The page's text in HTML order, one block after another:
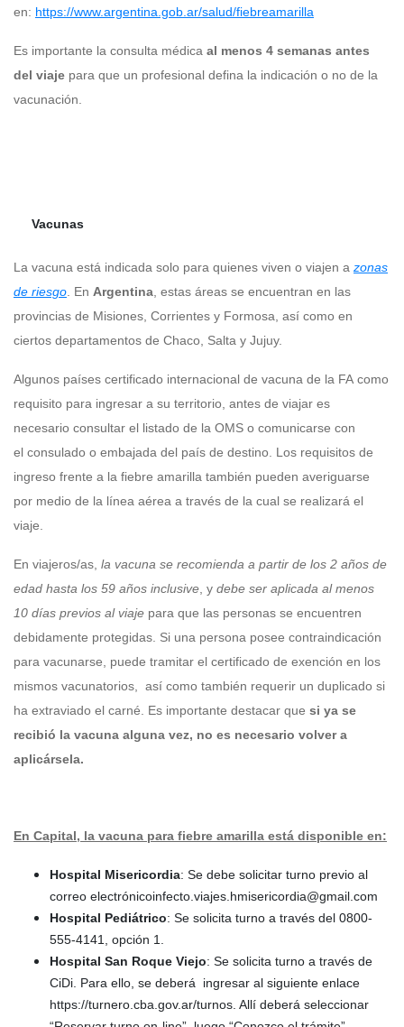
en: https://www.argentina.gob.ar/salud/fiebreamarilla
Es importante la consulta médica al menos 4 semanas antes
del viaje para que un profesional defina la indicación o no de la
vacunación.
Vacunas
La vacuna está indicada solo para quienes viven o viajen a zonas
de riesgo . En Argentina , estas áreas se encuentran en las
provincias de Misiones, Corrientes y Formosa, así como en
ciertos departamentos de Chaco, Salta y Jujuy.
Algunos países certificado internacional de vacuna de la FA como
requisito para ingresar a su territorio, antes de viajar es
necesario consultar el listado de la OMS o comunicarse con
el consulado o embajada del país de destino. Los requisitos de
ingreso frente a la fiebre amarilla también pueden averiguarse
por medio de la línea aérea a través de la cual se realizará el
viaje.
En viajeros/as, la vacuna se recomienda a partir de los 2 años de
edad hasta los 59 años inclusive , y debe ser aplicada al menos
10 días previos al viaje para que las personas se encuentren
debidamente protegidas. Si una persona posee contraindicación
para vacunarse, puede tramitar el certificado de exención en los
mismos vacunatorios, así como también requerir un duplicado si
ha extraviado el carné. Es importante destacar que si ya se
recibió la vacuna alguna vez, no es necesario volver a
aplicársela.
En Capital, la vacuna para fiebre amarilla está disponible en:
Hospital Misericordia: Se debe solicitar turno previo al
correo electrónicoinfecto.viajes.hmisericordia@gmail.com
Hospital Pediátrico: Se solicita turno a través del 0800-
555-4141, opción 1.
Hospital San Roque Viejo: Se solicita turno a través de
CiDi. Para ello, se deberá ingresar al siguiente enlace
https://turnero.cba.gov.ar/turnos. Allí deberá seleccionar